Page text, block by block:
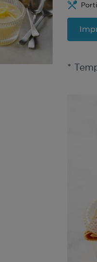
*